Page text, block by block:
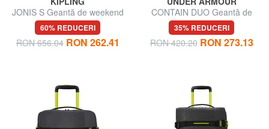
JONIS S Geantă de weekend
60% REDUCERI
RON 656.04 RON 262.41
CONTAIN DUO Geantă de
sală, portabilitate dublă
35% REDUCERI
RON 420.20 RON 273.13